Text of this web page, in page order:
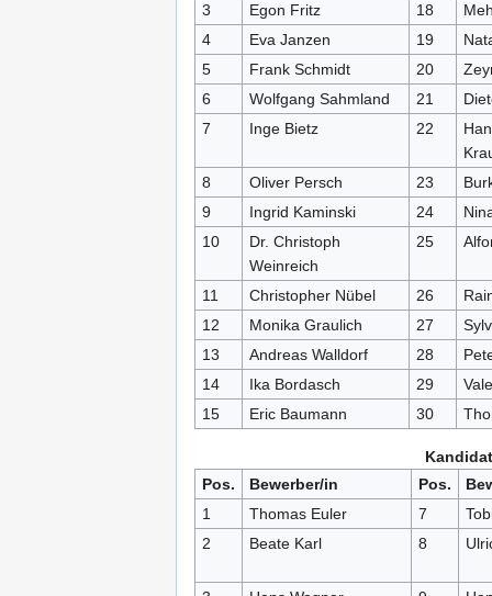
3
Egon Fritz 18
4
Eva Janzen 19
5
Frank Schmidt 20
6
Wolfgang Sahmland 21
7
Inge Bietz 22
8
Oliver Persch 23
9
Ingrid Kaminski 24
10
Dr. Christoph
Weinreich
25
11 Christopher Nübel 26
12
Monika Graulich 27
13
Andreas Walldorf 28
14
Ika Bordasch 29
15
Eric Baumann 30
Pos.
Bewerber/in Pos.
1
Thomas Euler 7
2
Beate Karl 8